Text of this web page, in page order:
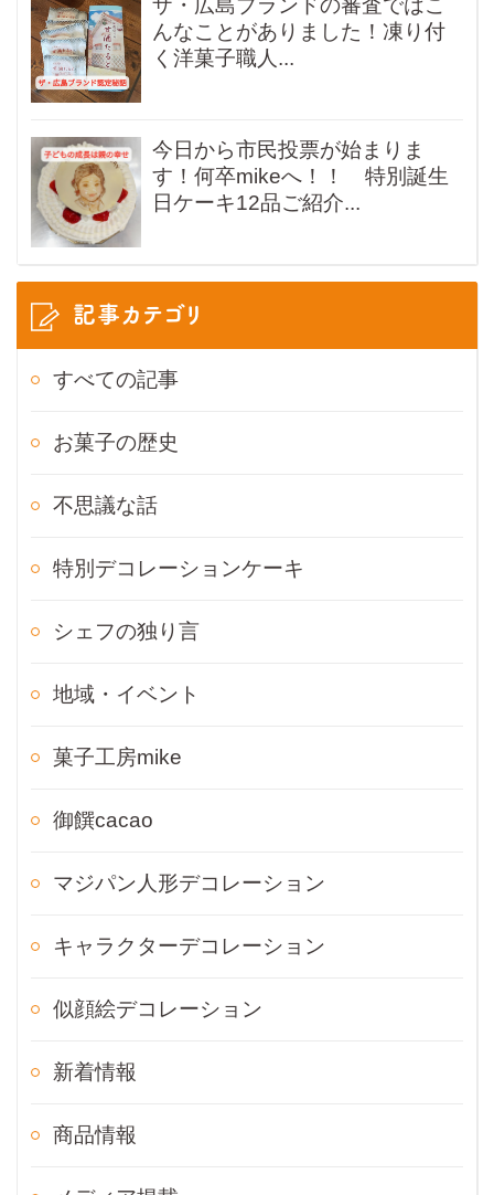
ザ・広島ブランドの審査ではこ
んなことがありました！凍り付
く洋菓子職人...
今日から市民投票が始まりま
す！何卒mikeへ！！ 特別誕生
日ケーキ12品ご紹介...
記事カテゴリ
すべての記事
お菓子の歴史
不思議な話
特別デコレーションケーキ
シェフの独り言
地域・イベント
菓子工房mike
御饌cacao
マジパン人形デコレーション
キャラクターデコレーション
似顔絵デコレーション
新着情報
商品情報